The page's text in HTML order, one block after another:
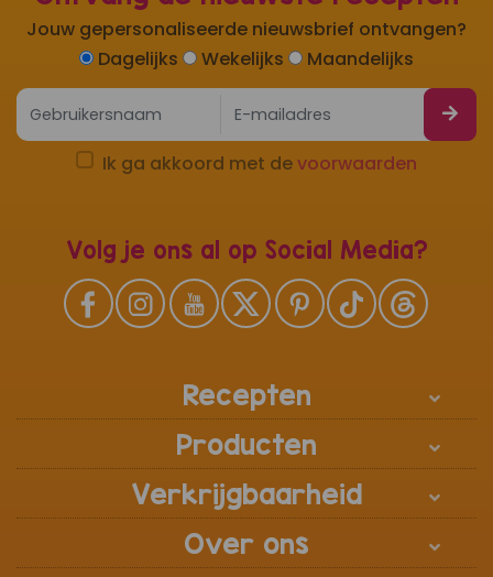
Jouw gepersonaliseerde nieuwsbrief ontvangen?
Dagelijks
Wekelijks Maandelijks
Ik ga akkoord met devoorwaarden
Volg je ons al op Social Media?
Recepten
Producten
Verkrijgbaarheid
Over ons